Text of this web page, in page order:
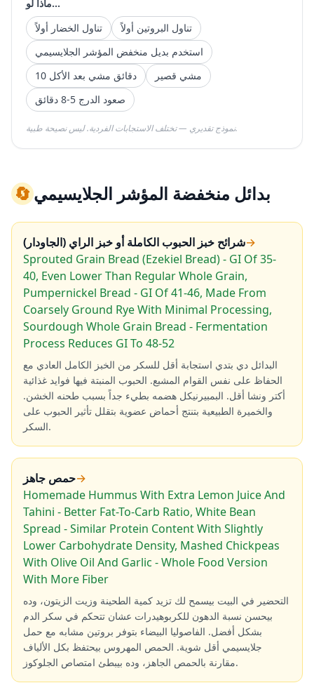
ماذا لو...
تناول الخضار أولاً
تناول البروتين أولاً
استخدم بديل منخفض المؤشر الجلايسيمي
10 دقائق مشي بعد الأكل
مشي قصير
صعود الدرج 5-8 دقائق
نموذج تقديري — تختلف الاستجابات الفردية. ليس نصيحة طبية.
🔄بدائل منخفضة المؤشر الجلايسيمي
شرائح خبز الحبوب الكاملة أو خبز الراي (الجاودار)→
Sprouted Grain Bread (Ezekiel Bread) - GI Of 35-
40, Even Lower Than Regular Whole Grain,
Pumpernickel Bread - GI Of 41-46, Made From
Coarsely Ground Rye With Minimal Processing,
Sourdough Whole Grain Bread - Fermentation
Process Reduces GI To 48-52
البدائل دي بتدي استجابة أقل للسكر من الخبز الكامل العادي مع
الحفاظ على نفس القوام المشبع. الحبوب المنبتة فيها فوايد غذائية
أكتر ونشا أقل. البمبيرنيكل هضمه بطيء جداً بسبب طحنه الخشن.
والخميرة الطبيعية بتنتج أحماض عضوية بتقلل تأثير الحبوب على
السكر.
حمص جاهز→
Homemade Hummus With Extra Lemon Juice And
Tahini - Better Fat-To-Carb Ratio, White Bean
Spread - Similar Protein Content With Slightly
Lower Carbohydrate Density, Mashed Chickpeas
With Olive Oil And Garlic - Whole Food Version
With More Fiber
التحضير في البيت بيسمح لك تزيد كمية الطحينة وزيت الزيتون، وده
بيحسن نسبة الدهون للكربوهيدرات عشان تتحكم في سكر الدم
بشكل أفضل. الفاصوليا البيضاء بتوفر بروتين مشابه مع حمل
جلايسيمي أقل شوية. الحمص المهروس بيحتفظ بكل الألياف
مقارنة بالحمص الجاهز، وده بيبطئ امتصاص الجلوكوز.